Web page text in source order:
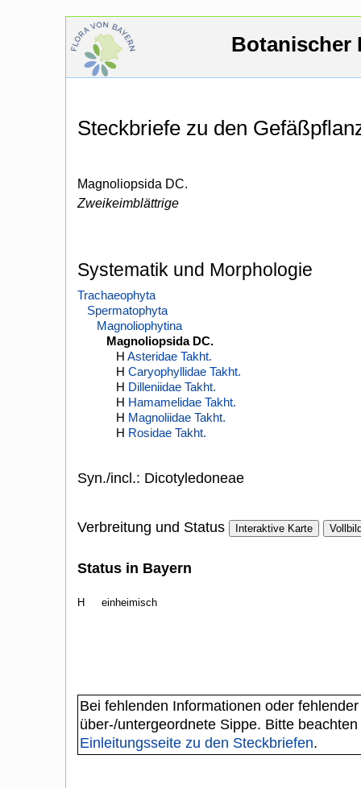
Botanischer
Steckbriefe zu den
Magnoliopsida DC.
Zweikeimblättrige
Systematik und Morphologie
Trachaeophyta
Spermatophyta
Magnoliophytina
Magnoliopsida DC.
H Asteridae Takht.
H Caryophyllidae Takht.
H Dilleniidae Takht.
H Hamamelidae Takht.
H Magnoliidae Takht.
H Rosidae Takht.
Syn./incl.: Dicotyledoneae
Verbreitung und Status Interaktive Karte
Status in Bayern
H einheimisch
Bei fehlenden Informationen oder
über-/untergeordnete Sippe. Bitte
Einleitungsseite zu den Steckbriefen.